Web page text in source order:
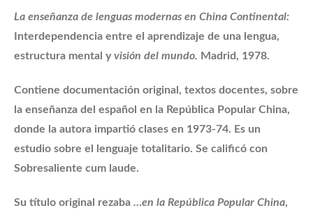
La enseñanza de lenguas modernas en China Continental:
Interdependencia entre el aprendizaje de una lengua,
estructura mental yvisión del mundo. Madrid, 1978.
Contiene documentación original, textos docentes, sobre
la enseñanza del español en la República Popular China,
donde la autora impartió clases en 1973-74. Es un
estudio sobre el lenguaje totalitario. Se calificó con
Sobresaliente cum laude.
Su título original rezaba …en la República Popular China,